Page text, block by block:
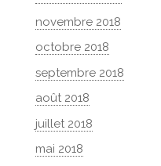
novembre 2018
octobre 2018
septembre 2018
août 2018
juillet 2018
mai 2018